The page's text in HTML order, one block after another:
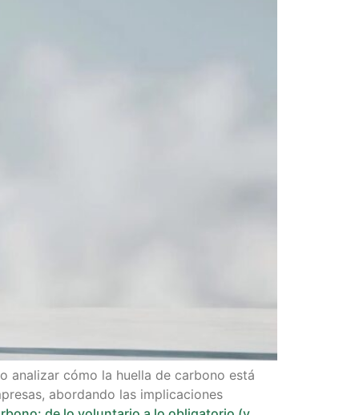
analizar cómo la huella de carbono está
abordando las implicaciones